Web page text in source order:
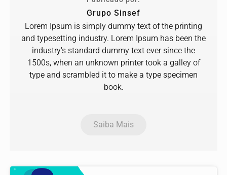
Grupo Sinsef
Lorem Ipsum is simply dummy text of the printing
and typesetting industry. Lorem Ipsum has been the
industry's standard dummy text ever since the
1500s, when an unknown printer took a galley of
type and scrambled it to make a type specimen
book.
Saiba Mais